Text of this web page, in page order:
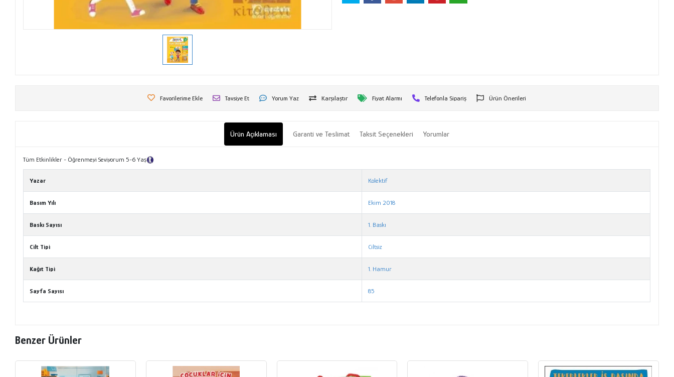
Favorilerime Ekle Tavsiye Et Yorum Yaz Karşılaştır Fiyat Alarmı Telefonla Sipariş Ürün Önerileri
Ürün Açıklaması Garanti ve Teslimat Taksit Seçenekleri Yorumlar
Tüm Etkinlikler - Öğrenmeyi Seviyorum 5-6 Yaş
Yazar Kolektif
Basım Yılı Ekim 2018
Baskı Sayısı 1. Baskı
Cilt Tipi Ciltsiz
Kağıt Tipi 1. Hamur
Sayfa Sayısı 85
Benzer Ürünler